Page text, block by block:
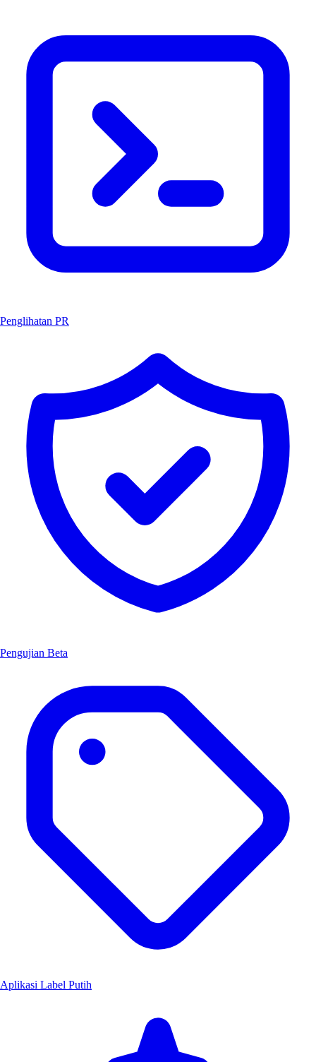
Penglihatan PR
Pengujian Beta
Aplikasi Label Putih